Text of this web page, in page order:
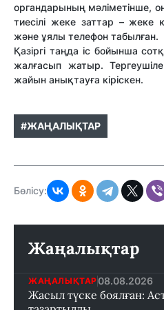
органдарының мәліметінше,
тиесілі жеке заттар – жеке
және ұялы телефон табылған.
Қазіргі таңда іс бойынша
жалғасып жатыр.
жайын анықтауға кіріскен.
#ЖАҢАЛЫҚТАР
Бөлісу:
Жаңалықтар
ЖАҢАЛЫҚТАР 08.08.2026
Жасыл түске боялған: